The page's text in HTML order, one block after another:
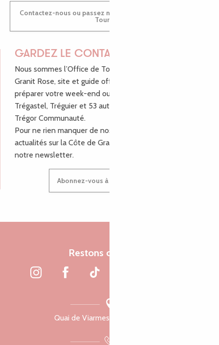
Contactez-nous ou passez nous voir dans nos Offices de
Tourisme
GARDEZ LE CONTACT !
Nous sommes l’Office de Tourisme Bretagne - Côte de
Granit Rose, site et guide officiel pour vous aider à
préparer votre week-end ou vos vacances à Lannion,
Trégastel, Tréguier et 53 autres communes de Lannion-
Trégor Communauté.
Pour ne rien manquer de nos bons plans et nos
actualités sur la Côte de Granit Rose, inscrivez-vous à
notre newsletter.
Abonnez-vous à notre newsletter
Restons connectés
Quai de Viarmes, 22300 Lannion